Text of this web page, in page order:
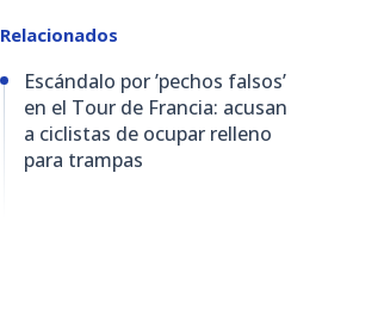
Relacionados
Escándalo por ’pechos falsos’
en el Tour de Francia: acusan
a ciclistas de ocupar relleno
para trampas